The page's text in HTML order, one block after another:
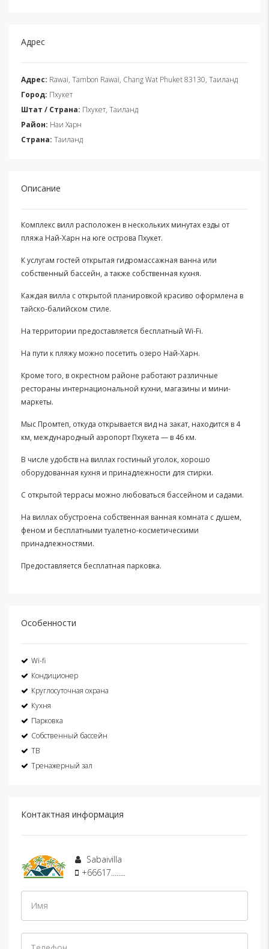
Адрес
Адрес: Rawai, Tambon Rawai, Chang Wat Phuket 83130, Таиланд
Город: Пхукет
Штат / Страна: Пхукет, Таиланд
Район: Наи Харн
Страна: Таиланд
Описание
Комплекс вилл расположен в нескольких минутах езды от
пляжа Най-Харн на юге острова Пхукет.
К услугам гостей открытая гидромассажная ванна или
собственный бассейн, а также собственная кухня.
Каждая вилла с открытой планировкой красиво оформлена в
тайско-балийском стиле.
На территории предоставляется бесплатный Wi-Fi.
На пути к пляжу можно посетить озеро Най-Харн.
Кроме того, в окрестном районе работают различные
рестораны интернациональной кухни, магазины и мини-
маркеты.
Мыс Промтеп, откуда открывается вид на закат, находится в 4
км, международный аэропорт Пхукета — в 46 км.
В числе удобств на виллах гостиный уголок, хорошо
оборудованная кухня и принадлежности для стирки.
С открытой террасы можно любоваться бассейном и садами.
На виллах обустроена собственная ванная комната с душем,
феном и бесплатными туалетно-косметическими
принадлежностями.
Предоставляется бесплатная парковка.
Особенности
Wi-fi
Кондиционер
Круглосуточная охрана
Кухня
Парковка
Собственный бассейн
ТВ
Тренажерный зал
Контактная информация
Sabaivilla
+66617........